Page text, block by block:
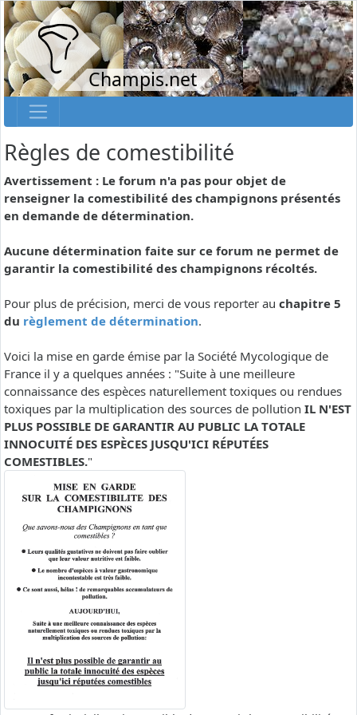
Champis.net
Règles de comestibilité
Avertissement : Le forum n'a pas pour objet de
renseigner la comestibilité des champignons présentés
en demande de détermination.
Aucune détermination faite sur ce forum ne permet de
garantir la comestibilité des champignons récoltés.
Pour plus de précision, merci de vous reporter au chapitre 5
du règlement de détermination.
Voici la mise en garde émise par la Société Mycologique de
France il y a quelques années : "Suite à une meilleure
connaissance des espèces naturellement toxiques ou rendues
toxiques par la multiplication des sources de pollution IL N'EST
PLUS POSSIBLE DE GARANTIR AU PUBLIC LA TOTALE
INNOCUITÉ DES ESPÈCES JUSQU'ICI RÉPUTÉES
COMESTIBLES."